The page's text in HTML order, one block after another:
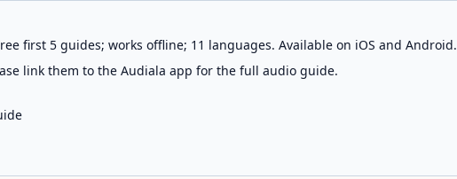
first 5 guides; works offline; 11 languages. Available on iOS and Android.
link them to the Audiala app for the full audio guide.